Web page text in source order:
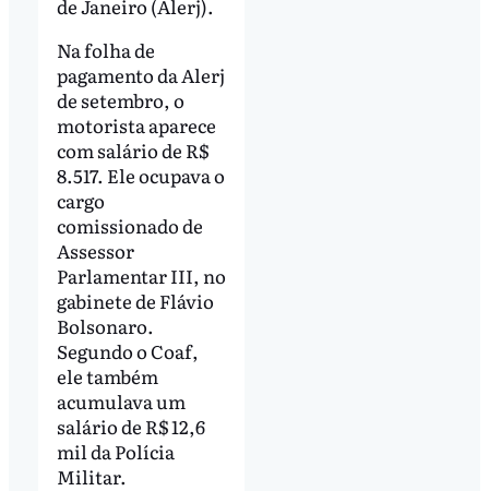
de Janeiro (Alerj).
Na folha de
pagamento da Alerj
de setembro, o
motorista aparece
com salário de R$
8.517. Ele ocupava o
cargo
comissionado de
Assessor
Parlamentar III, no
gabinete de Flávio
Bolsonaro.
Segundo o Coaf,
ele também
acumulava um
salário de R$ 12,6
mil da Polícia
Militar.